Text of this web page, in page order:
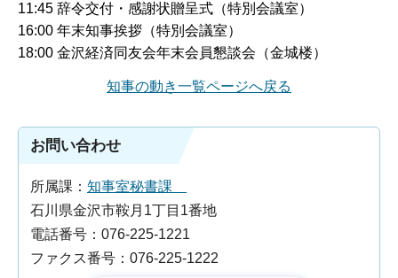
11:45 辞令交付・感謝状贈呈式（特別会議室）
16:00 年末知事挨拶（特別会議室）
18:00 金沢経済同友会年末会員懇談会（金城楼）
知事の動き一覧ページへ戻る
お問い合わせ
所属課： 知事室秘書課
石川県金沢市鞍月1丁目1番地
電話番号：076-225-1221
ファクス番号：076-225-1222